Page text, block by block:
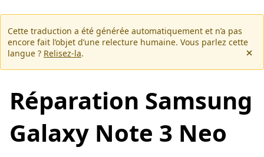
Cette traduction a été générée automatiquement et n’a pas
encore fait l’objet d’une relecture humaine. Vous parlez cette
langue ? Relisez-la.
Réparation Samsung
Galaxy Note 3 Neo